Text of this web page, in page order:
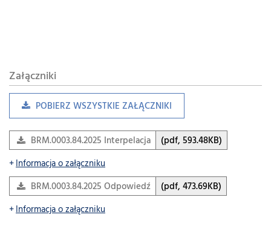
Załączniki
POBIERZ WSZYSTKIE ZAŁĄCZNIKI
BRM.0003.84.2025 Interpelacja
(pdf, 593.48KB)
Informacja o załączniku
BRM.0003.84.2025 Odpowiedź
(pdf, 473.69KB)
Informacja o załączniku